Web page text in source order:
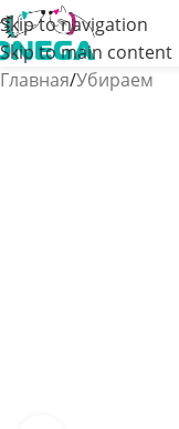
Skip to navigation
Skip to main content
Главная/Убираем